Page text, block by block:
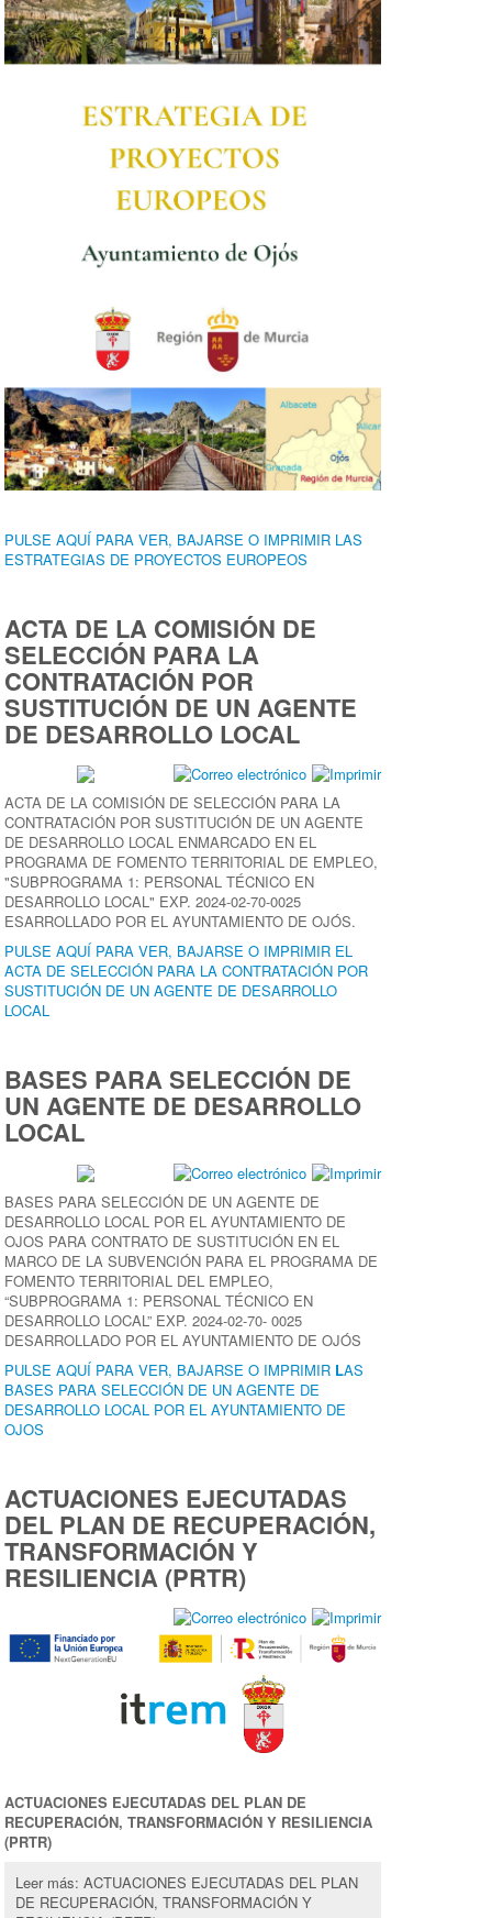
PULSE AQUÍ PARA VER, BAJARSE O IMPRIMIR LAS
ESTRATEGIAS DE PROYECTOS EUROPEOS
ACTA DE LA COMISIÓN DE
SELECCIÓN PARA LA
CONTRATACIÓN POR
SUSTITUCIÓN DE UN AGENTE
DE DESARROLLO LOCAL
ACTA DE LA COMISIÓN DE SELECCIÓN PARA LA
CONTRATACIÓN POR SUSTITUCIÓN DE UN AGENTE
DE DESARROLLO LOCAL ENMARCADO EN EL
PROGRAMA DE FOMENTO TERRITORIAL DE EMPLEO,
"SUBPROGRAMA 1: PERSONAL TÉCNICO EN
DESARROLLO LOCAL" EXP. 2024-02-70-0025
ESARROLLADO POR EL AYUNTAMIENTO DE OJÓS.
PULSE AQUÍ PARA VER, BAJARSE O IMPRIMIR EL
ACTA DE SELECCIÓN PARA LA CONTRATACIÓN POR
SUSTITUCIÓN DE UN AGENTE DE DESARROLLO
LOCAL
BASES PARA SELECCIÓN DE
UN AGENTE DE DESARROLLO
LOCAL
BASES PARA SELECCIÓN DE UN AGENTE DE
DESARROLLO LOCAL POR EL AYUNTAMIENTO DE
OJOS PARA CONTRATO DE SUSTITUCIÓN EN EL
MARCO DE LA SUBVENCIÓN PARA EL PROGRAMA DE
FOMENTO TERRITORIAL DEL EMPLEO,
“SUBPROGRAMA 1: PERSONAL TÉCNICO EN
DESARROLLO LOCAL” EXP. 2024-02-70- 0025
DESARROLLADO POR EL AYUNTAMIENTO DE OJÓS
PULSE AQUÍ PARA VER, BAJARSE O IMPRIMIR LAS
BASES PARA SELECCIÓN DE UN AGENTE DE
DESARROLLO LOCAL POR EL AYUNTAMIENTO DE
OJOS
ACTUACIONES EJECUTADAS
DEL PLAN DE RECUPERACIÓN,
TRANSFORMACIÓN Y
RESILIENCIA (PRTR)
ACTUACIONES EJECUTADAS DEL PLAN DE
RECUPERACIÓN, TRANSFORMACIÓN Y RESILIENCIA
(PRTR)
Leer más: ACTUACIONES EJECUTADAS DEL PLAN
DE RECUPERACIÓN, TRANSFORMACIÓN Y